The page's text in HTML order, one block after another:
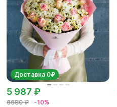
Доставка 0₽
6680 ₽ -10%
5 987 ₽